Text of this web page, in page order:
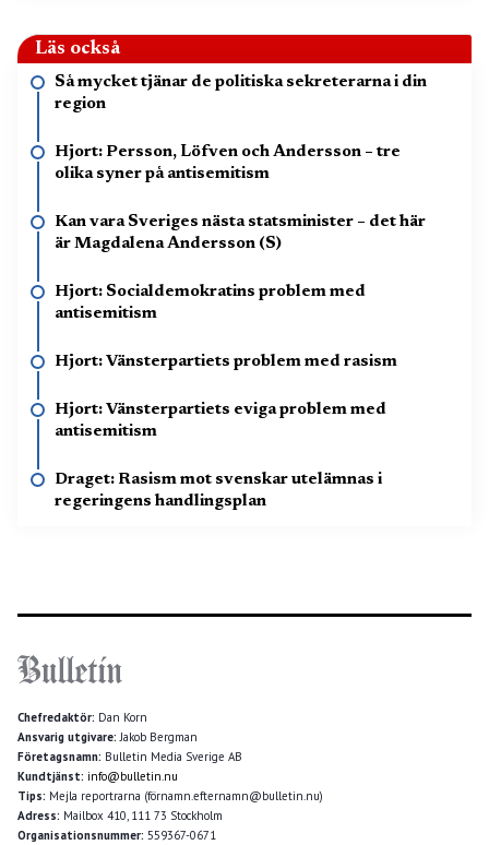
Läs också
Så mycket tjänar de politiska sekreterarna i din
region
Hjort: Persson, Löfven och Andersson – tre
olika syner på antisemitism
Kan vara Sveriges nästa statsminister – det här
är Magdalena Andersson (S)
Hjort: Socialdemokratins problem med
antisemitism
Hjort: Vänsterpartiets problem med rasism
Hjort: Vänsterpartiets eviga problem med
antisemitism
Draget: Rasism mot svenskar utelämnas i
regeringens handlingsplan
Chefredaktör: Dan Korn
Ansvarig utgivare:Jakob Bergman
Företagsnamn: Bulletin Media Sverige AB
Kundtjänst: info@bulletin.nu
Tips: Mejla reportrarna (förnamn.efternamn@bulletin.nu)
Adress: Mailbox 410, 111 73 Stockholm
Organisationsnummer: 559367-0671